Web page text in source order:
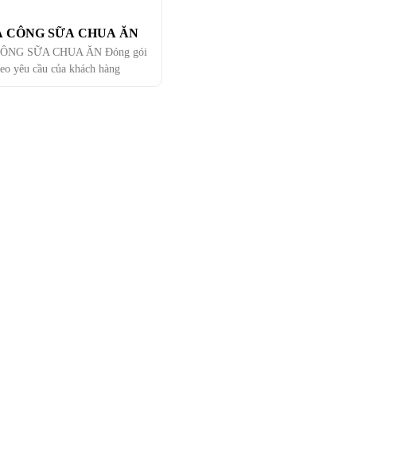
CÔNG SỮA CHUA ĂN
SỮA CHUA ĂN Đóng gói
yêu cầu của khách hàng